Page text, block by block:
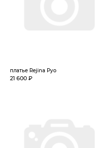
платье Rejina Pyo
21 600 ₽